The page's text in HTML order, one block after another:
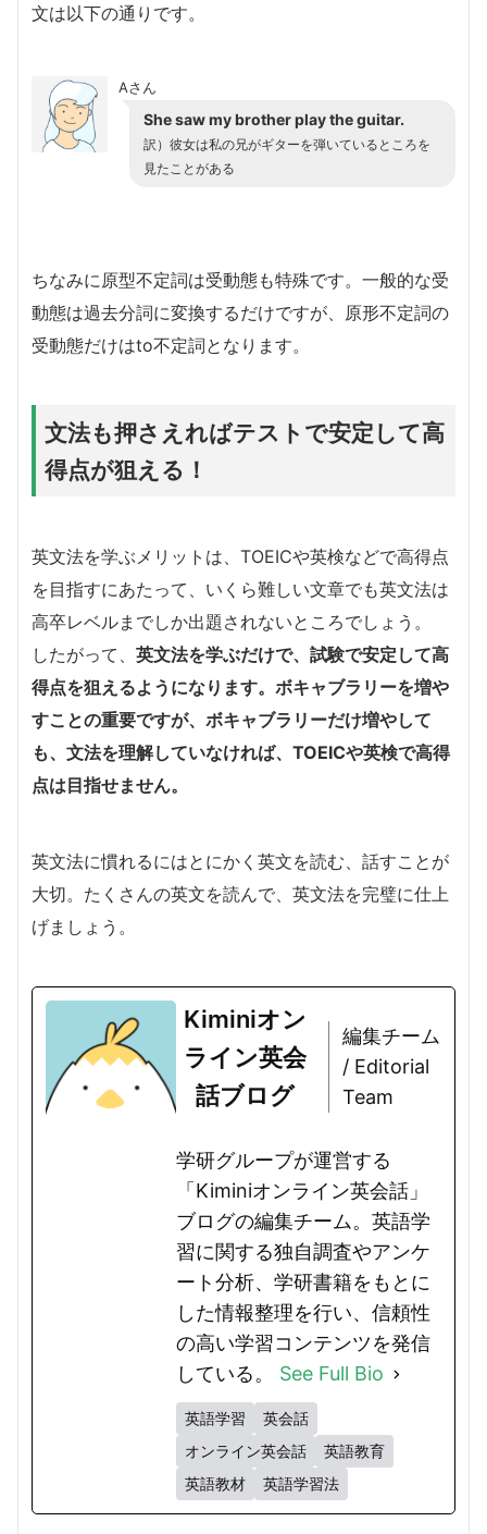
文は以下の通りです。
Aさん
She saw my brother play the guitar.
訳）彼女は私の兄がギターを弾いているところを
見たことがある
ちなみに原型不定詞は受動態も特殊です。一般的な受
動態は過去分詞に変換するだけですが、原形不定詞の
受動態だけはto不定詞となります。
文法も押さえればテストで安定して高
得点が狙える！
英文法を学ぶメリットは、TOEICや英検などで高得点
を目指すにあたって、いくら難しい文章でも英文法は
高卒レベルまでしか出題されないところでしょう。
したがって、 英文法を学ぶだけで、試験で安定して高
得点を狙えるようになります。ボキャブラリーを増や
すことの重要ですが、ボキャブラリーだけ増やして
も、文法を理解していなければ、TOEICや英検で高得
点は目指せません。
英文法に慣れるにはとにかく英文を読む、話すことが
大切。たくさんの英文を読んで、英文法を完璧に仕上
げましょう。
Kiminiオン
ライン英会
話ブログ
編集チーム
/ Editorial
Team
学研グループが運営する
「Kiminiオンライン英会話」
ブログの編集チーム。英語学
習に関する独自調査やアンケ
ート分析、学研書籍をもとに
した情報整理を行い、信頼性
の高い学習コンテンツを発信
している。 See Full Bio
英語学習
英会話
オンライン英会話
英語教育
英語教材
英語学習法